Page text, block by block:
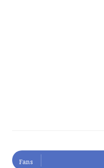
Fans